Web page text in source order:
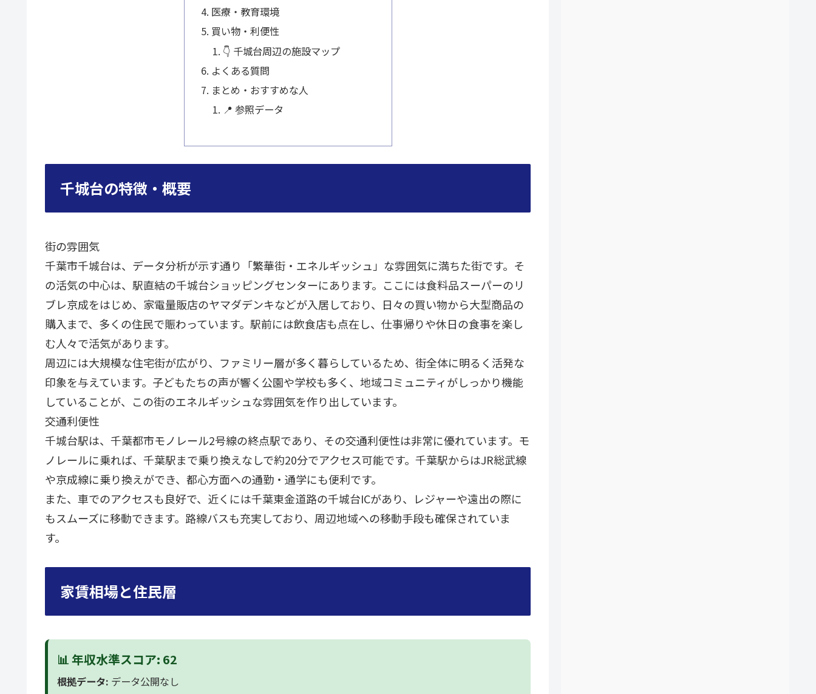
医療・教育環境
買い物・利便性
👇 千城台周辺の施設マップ
よくある質問
まとめ・おすすめな人
📍 参照データ
千城台の特徴・概要
街の雰囲気
千葉市千城台は、データ分析が示す通り「繁華街・エネルギッシュ」な雰囲気に満ちた街です。そ
の活気の中心は、駅直結の千城台ショッピングセンターにあります。ここには食料品スーパーのリ
ブレ京成をはじめ、家電量販店のヤマダデンキなどが入居しており、日々の買い物から大型商品の
購入まで、多くの住民で賑わっています。駅前には飲食店も点在し、仕事帰りや休日の食事を楽し
む人々で活気があります。
周辺には大規模な住宅街が広がり、ファミリー層が多く暮らしているため、街全体に明るく活発な
印象を与えています。子どもたちの声が響く公園や学校も多く、地域コミュニティがしっかり機能
していることが、この街のエネルギッシュな雰囲気を作り出しています。
交通利便性
千城台駅は、千葉都市モノレール2号線の終点駅であり、その交通利便性は非常に優れています。モ
ノレールに乗れば、千葉駅まで乗り換えなしで約20分でアクセス可能です。千葉駅からはJR総武線
や京成線に乗り換えができ、都心方面への通勤・通学にも便利です。
また、車でのアクセスも良好で、近くには千葉東金道路の千城台ICがあり、レジャーや遠出の際に
もスムーズに移動できます。路線バスも充実しており、周辺地域への移動手段も確保されていま
す。
家賃相場と住民層
📊 年収水準スコア: 62
根拠データ: データ公開なし